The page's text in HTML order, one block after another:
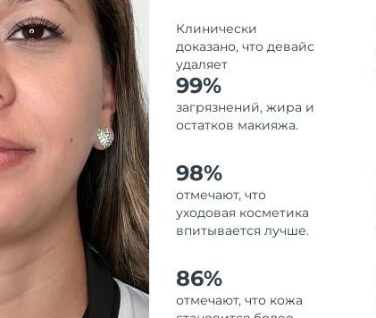
Клинически
доказано, что девайс
удаляет
99%
загрязнений, жира и
остатков макияжа.
98%
отмечают, что
уходовая косметика
впитывается лучше.
86%
отмечают, что кожа